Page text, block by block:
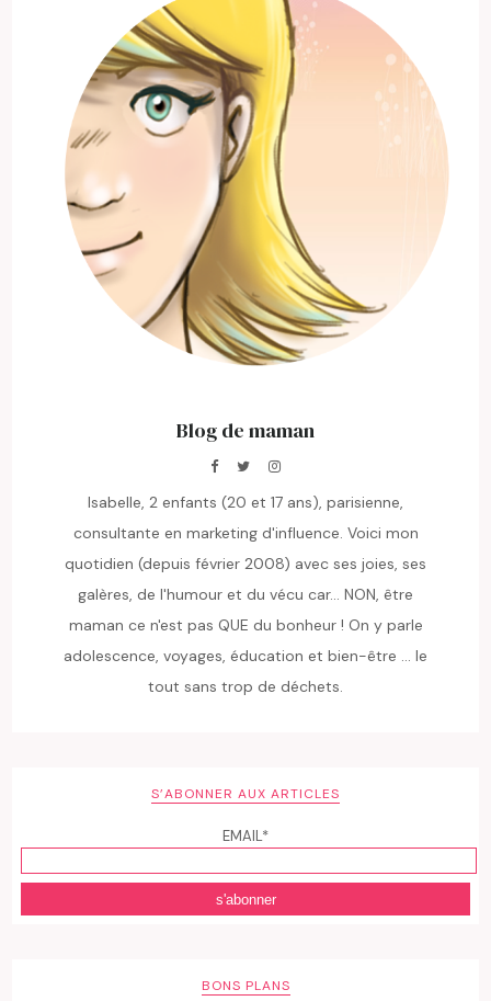
Blog de maman
Isabelle, 2 enfants (20 et 17 ans), parisienne,
consultante en marketing d'influence. Voici mon
quotidien (depuis février 2008) avec ses joies, ses
galères, de l'humour et du vécu car... NON, être
maman ce n'est pas QUE du bonheur ! On y parle
adolescence, voyages, éducation et bien-être ... le
tout sans trop de déchets.
S’ABONNER AUX ARTICLES
EMAIL*
BONS PLANS